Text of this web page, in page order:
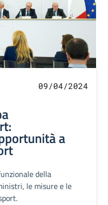
09/04/2024
a
della
le misure e le